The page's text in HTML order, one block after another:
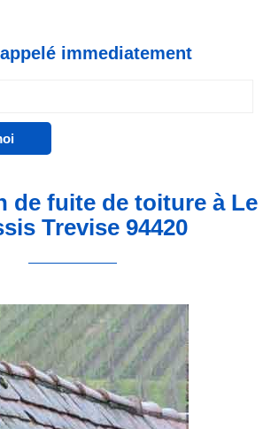
immediatement
de fuite de toiture à Le
Trevise 94420